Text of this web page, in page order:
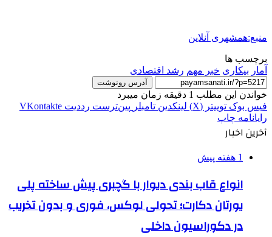
منبع:همشهری آنلاین
برچسب ها
آمار بیکاری خبر مهم رشد اقتصادی
آدرس رونوشت
خواندن این مطلب 1 دقیقه زمان میبرد
فیس بوک توییتر (X) لینکدین ‫تامبلر ‫پین‌ترست ‫رددیت ‫VKontakte
رایانامه چاپ
آخرین اخبار
1 هفته پیش
انواع قاب بندی دیوار با گچبری پیش ساخته پلی
یورتان دکارت؛ تحولی لوکس، فوری و بدون تخریب
در دکوراسیون داخلی